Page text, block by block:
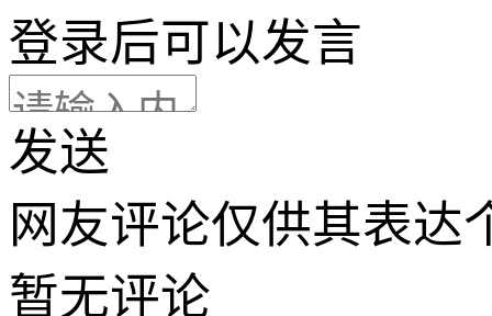
登录后可以发言
发送
网友评论仅供其表达
暂无评论